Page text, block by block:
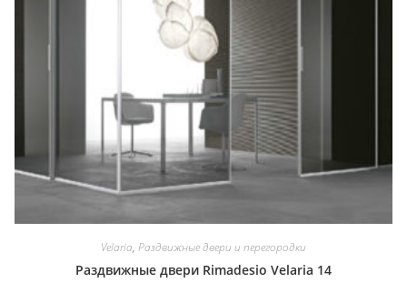
Velaria, Раздвижные двери и перегородки
Раздвижные двери Rimadesio Velaria 14